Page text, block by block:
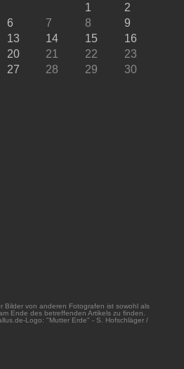
1
2
6 7 8
9
13 14 15
16
20 21 22
23
27 28 29
30
Bilder von anderen Fotografen ist sowohl als
Ende des betreffenden Artikels zu finden.
Logo: "Mutter Erde" - S. Hofschläger /